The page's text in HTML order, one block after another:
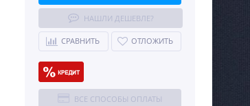
НАШЛИ ДЕШЕВЛЕ?
СРАВНИТЬ ОТЛОЖИТЬ
ВСЕ СПОСОБЫ ОПЛАТЫ